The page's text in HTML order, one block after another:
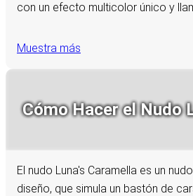
con un efecto multicolor único y
Muestra más
Cómo Hacer el Nudo
El nudo Luna's Caramella es un
diseño, que simula un bastón de